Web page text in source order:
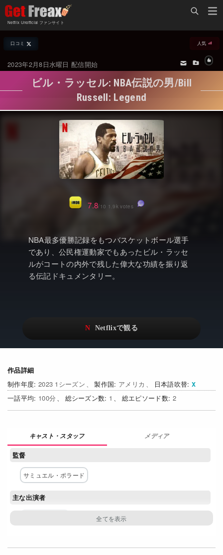
Netflix Unofficial ファンサイト
Netflix新着作品
オールジャンル
海外ドラマ・シリーズ
海外映画
国内TV番組・ドラマ
国内映画
アジアTV番組・ドラマ
アジア映画
ドキュメンタリー
Netflixオリジナル作品
その他の国のTV番組
配信終了予定の作品
海外ドラマ・ラインナップ
Netflix 人気ランキング
Netflix 全作品ラインナップ
Netflix配信作品カスタム検索
トレンド
VOD 総合作品情報
Watchlistへ
Netflix Video
Netflix 高い評価の海外作品
Watchlist
Get Freaxフォーラム
口コミ 人気
2023年2月8日水曜日 配信開始
ビル・ラッセル: NBA伝説の男/Bill
Russell: Legend
NBA最多優勝記録をもつバスケットボール選手
であり、公民権運動家でもあったビル・ラッセ
ルがコートの内外で残した偉大な功績を振り返
る伝記ドキュメンタリー。
作品詳細
2023 1シーズン
アメリカ
日本語吹替
100
1 2
7.8/10 1.9k votes
メディア
監督
サミュエル・ポラード
主な出演者